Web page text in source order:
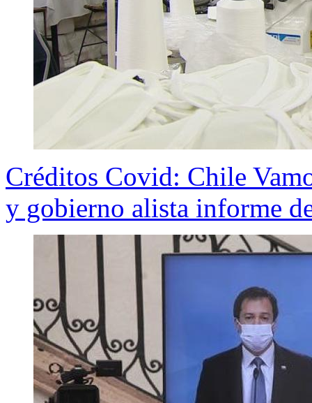
Créditos Covid: Chile
y gobierno alista informe